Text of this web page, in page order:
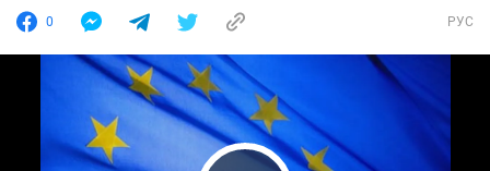
0 РУС